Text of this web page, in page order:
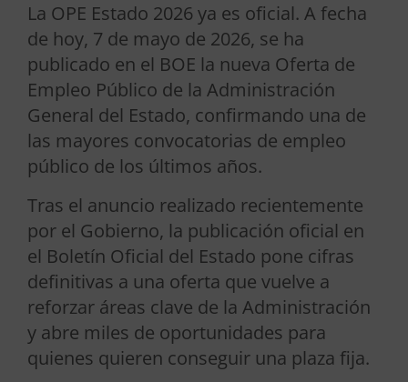
La OPE Estado 2026 ya es oficial. A fecha
de hoy, 7 de mayo de 2026, se ha
publicado en el BOE la nueva Oferta de
Empleo Público de la Administración
General del Estado, confirmando una de
las mayores convocatorias de empleo
público de los últimos años.
Tras el anuncio realizado recientemente
por el Gobierno, la publicación oficial en
el Boletín Oficial del Estado pone cifras
definitivas a una oferta que vuelve a
reforzar áreas clave de la Administración
y abre miles de oportunidades para
quienes quieren conseguir una plaza fija.